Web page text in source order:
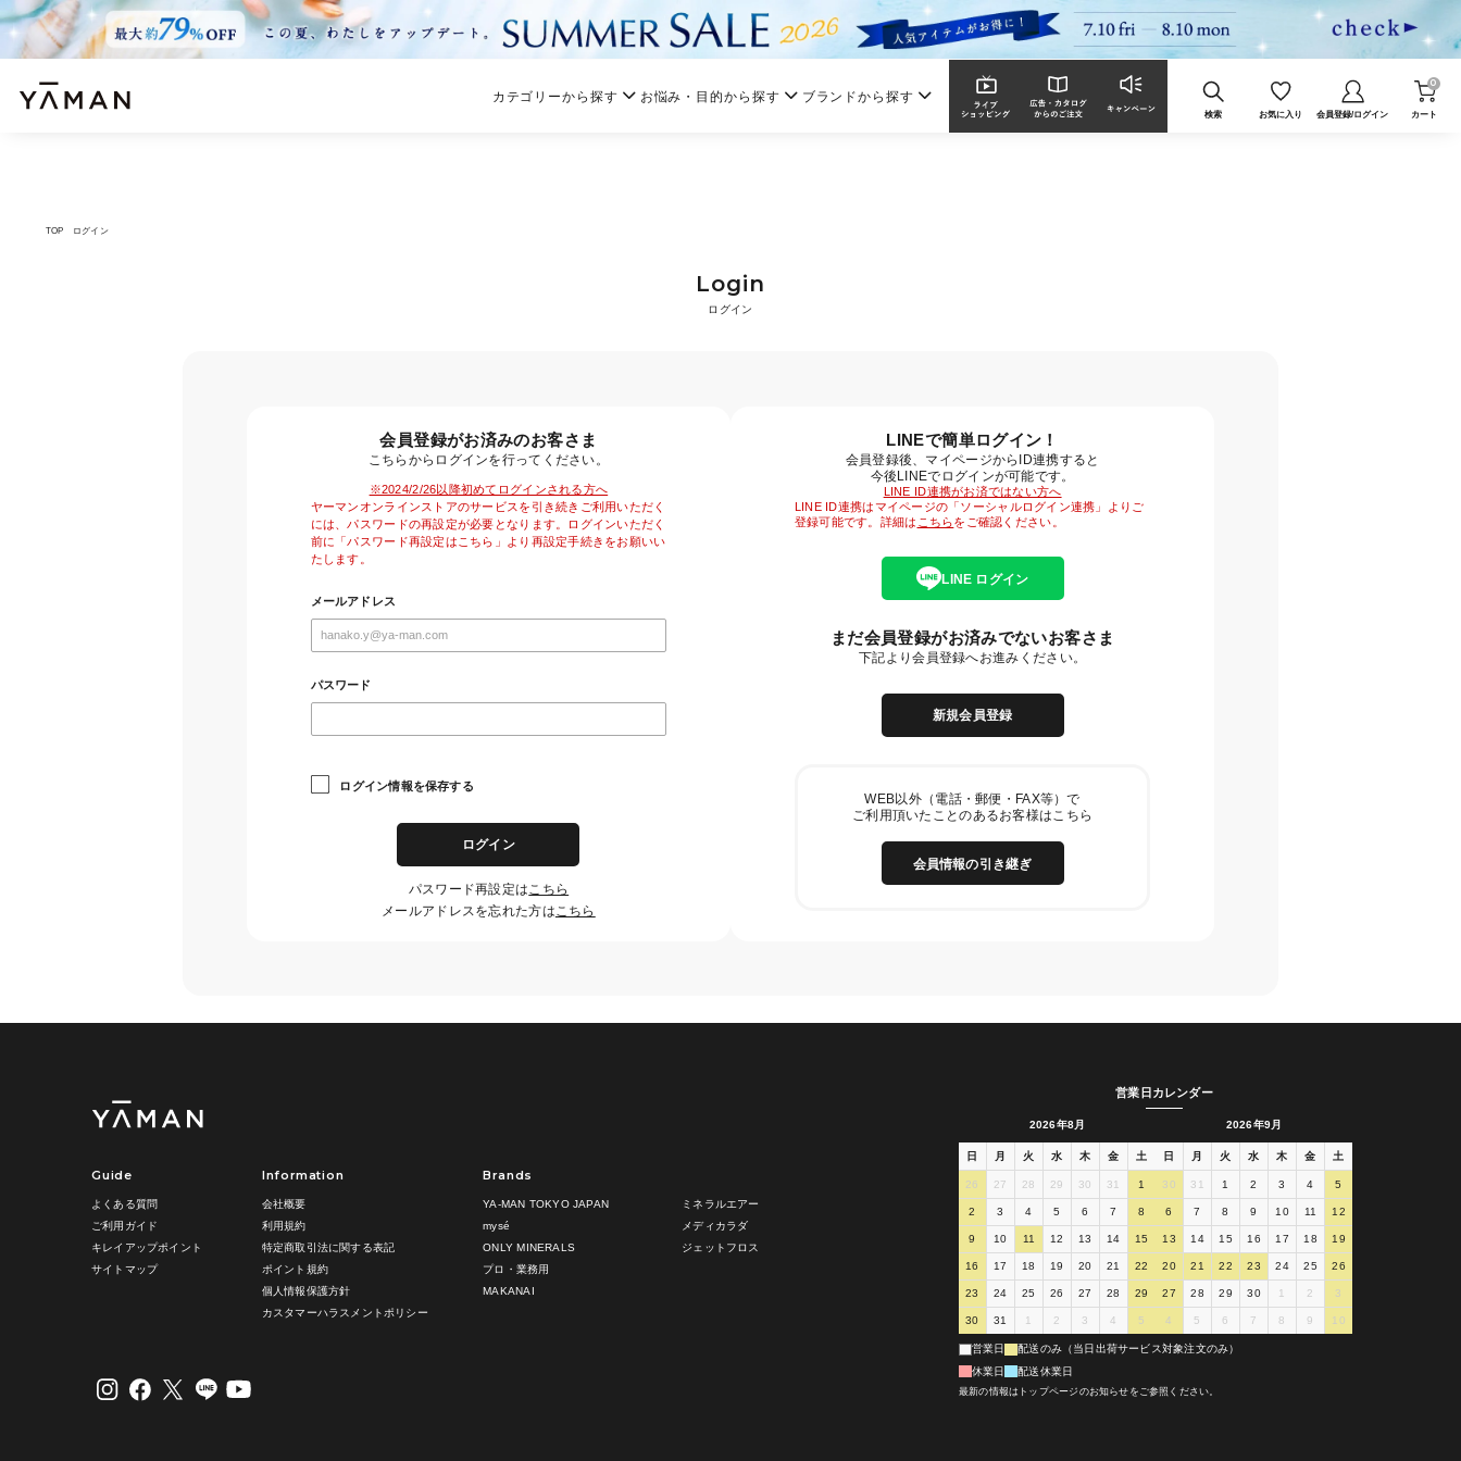
カテゴリーから探す お悩み・目的から探す ブランドから探す
検索 お気に入り 会員登録/ログイン カート
0
TOP ログイン
Login
ログイン
会員登録がお済みのお客さま
こちらからログインを行ってください。
※2024/2/26以降初めてログインされる方へ
ヤーマンオンラインストアのサービスを引き続きご利用いただく
には、パスワードの再設定が必要となります。ログインいただく
前に「パスワード再設定はこちら」より再設定手続きをお願いい
たします。
メールアドレス
パスワード
ログイン情報を保存する
ログイン
パスワード再設定は こちら
メールアドレスを忘れた方は こちら
LINEで簡単ログイン！
会員登録後、マイページからID連携すると
今後LINEでログインが可能です。
LINE ID連携がお済ではない方へ
LINE ID連携はマイページの「ソーシャルログイン連携」よりご
登録可能です。詳細は こちらをご確認ください。
LINE ログイン
まだ会員登録がお済みでないお客さま
下記より会員登録へお進みください。
新規会員登録
WEB以外（電話・郵便・FAX等）で
ご利用頂いたことのあるお客様はこちら
会員情報の引き継ぎ
Guide
よくある質問
ご利用ガイド
キレイアップポイント
サイトマップ
Information
会社概要
利用規約
特定商取引法に関する表記
ポイント規約
個人情報保護方針
カスタマーハラスメントポリシー
Brands
YA-MAN TOKYO JAPAN
mysé
ONLY MINERALS
プロ・業務用
MAKANAI
ミネラルエアー
メディカラダ
ジェットフロス
営業日カレンダー
2026年8月
日 月 火 水 木 金 土
26 27 28 29 30 31 1
2 3 4 5 6 7 8
9 10 11 12 13 14 15
16 17 18 19 20 21 22
23 24 25 26 27 28 29
30 31 1 2 3 4 5
2026年9月
日 月 火 水 木 金 土
30 31 1 2 3 4 5
6 7 8 9 10 11 12
13 14 15 16 17 18 19
20 21 22 23 24 25 26
27 28 29 30 1 2 3
4 5 6 7 8 9 10
営業日
配送のみ（当日出荷サービス対象注文のみ）
休業日
配送休業日
最新の情報はトップページのお知らせをご参照ください。